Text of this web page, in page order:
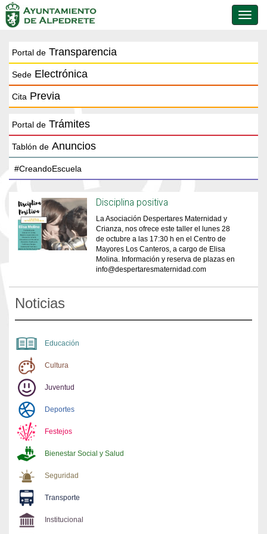
de
Portal de Transparencia
Sede Electrónica
Cita Previa
Portal de Trámites
Tablón de Anuncios
Disciplina positiva
La Asociación Despertares Maternidad y
Crianza, nos ofrece este taller el lunes 28
de octubre a las 17:30 h en el Centro de
Mayores Los Canteros, a cargo de Elisa
Molina. Información y reserva de plazas en
info@despertaresmaternidad.com
Noticias
Educación
Cultura
Juventud
Deportes
Festejos
Bienestar Social y Salud
Seguridad
Transporte
Institucional